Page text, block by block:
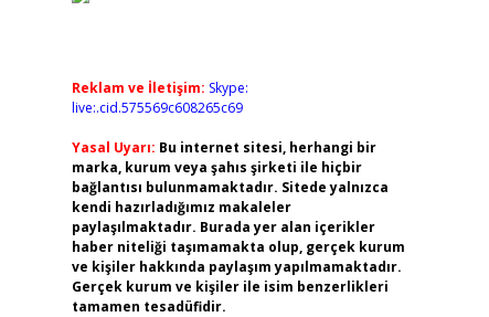
Reklam ve İletişim: Skype:
live:.cid.575569c608265c69
Yasal Uyarı: Bu internet sitesi, herhangi bir
marka, kurum veya şahıs şirketi ile hiçbir
bağlantısı bulunmamaktadır. Sitede yalnızca
kendi hazırladığımız makaleler
paylaşılmaktadır. Burada yer alan içerikler
haber niteliği taşımamakta olup, gerçek kurum
ve kişiler hakkında paylaşım yapılmamaktadır.
Gerçek kurum ve kişiler ile isim benzerlikleri
tamamen tesadüfidir.